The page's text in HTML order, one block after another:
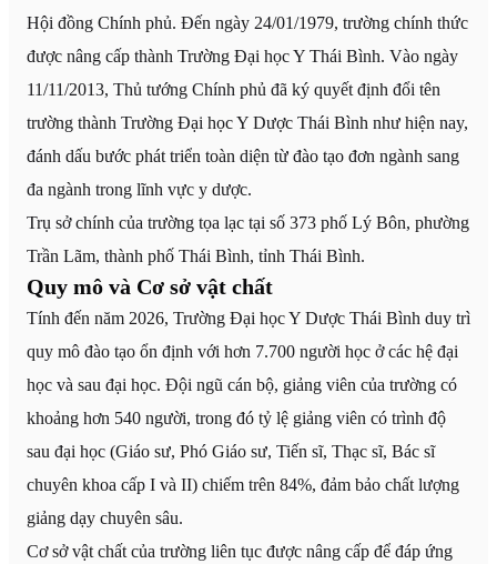
Hội đồng Chính phủ. Đến ngày 24/01/1979, trường chính thức
được nâng cấp thành Trường Đại học Y Thái Bình. Vào ngày
11/11/2013, Thủ tướng Chính phủ đã ký quyết định đổi tên
trường thành Trường Đại học Y Dược Thái Bình như hiện nay,
đánh dấu bước phát triển toàn diện từ đào tạo đơn ngành sang
đa ngành trong lĩnh vực y dược.
Trụ sở chính của trường tọa lạc tại số 373 phố Lý Bôn, phường
Trần Lãm, thành phố Thái Bình, tỉnh Thái Bình.
Quy mô và Cơ sở vật chất
Tính đến năm 2026, Trường Đại học Y Dược Thái Bình duy trì
quy mô đào tạo ổn định với hơn 7.700 người học ở các hệ đại
học và sau đại học. Đội ngũ cán bộ, giảng viên của trường có
khoảng hơn 540 người, trong đó tỷ lệ giảng viên có trình độ
sau đại học (Giáo sư, Phó Giáo sư, Tiến sĩ, Thạc sĩ, Bác sĩ
chuyên khoa cấp I và II) chiếm trên 84%, đảm bảo chất lượng
giảng dạy chuyên sâu.
Cơ sở vật chất của trường liên tục được nâng cấp để đáp ứng